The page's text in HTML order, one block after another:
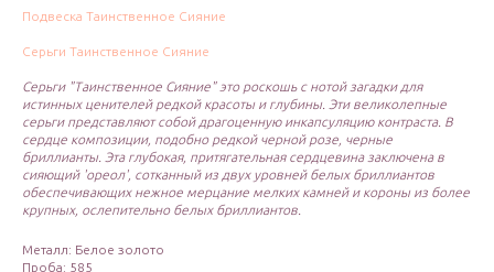
Подвеска Таинственное Сияние
Серьги Таинственное Сияние
Серьги "Таинственное Сияние" это роскошь с нотой загадки для
истинных ценителей редкой красоты и глубины. Эти великолепные
серьги представляют собой драгоценную инкапсуляцию контраста. В
сердце композиции, подобно редкой черной розе, черные
бриллианты. Эта глубокая, притягательная сердцевина заключена в
сияющий 'ореол', сотканный из двух уровней белых бриллиантов
обеспечивающих нежное мерцание мелких камней и короны из более
крупных, ослепительно белых бриллиантов.
Металл: Белое золото
Проба: 585